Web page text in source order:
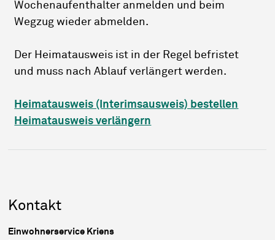
Wochenaufenthalter anmelden und beim
Wegzug wieder abmelden.
Der Heimatausweis ist in der Regel befristet
und muss nach Ablauf verlängert werden.
Heimatausweis (Interimsausweis) bestellen
Heimatausweis verlängern
Sidebar
Kontakt
Einwohnerservice Kriens